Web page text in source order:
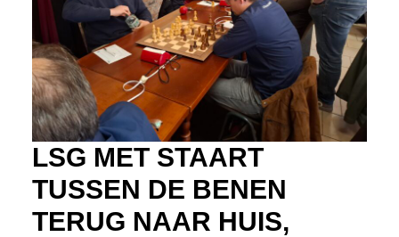
LSG MET STAART
TUSSEN DE BENEN
TERUG NAAR HUIS,